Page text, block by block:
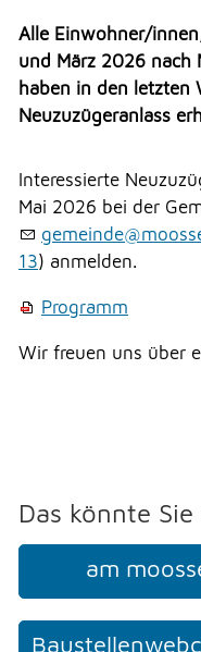
Überbauung
Kultur
Soziales
THEMEN &
FREIZEIT
NOTFALL
Alle Einwohner/
und März 2026 nach
haben in den letzten
Neuzuzügeranlass
Interessierte
Mai 2026 bei der
g m nd m ss
13) anmelden.
Programm
Wir freuen uns über
Das könnte
am